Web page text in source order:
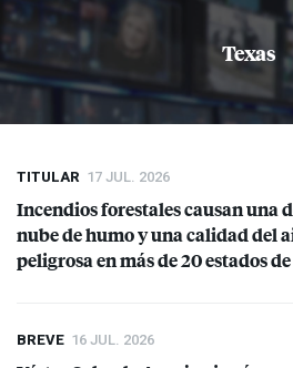
Texas
TITULAR 17 JUL. 2026
Incendios forestales causan una
nube de humo y una calidad del
peligrosa en más de 20 estados de
BREVE 16 JUL. 2026